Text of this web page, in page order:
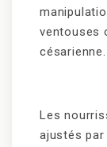
ventouses
césarienne.
Les
ajustés